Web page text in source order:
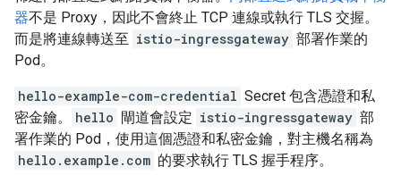
器不是 Proxy，因此不會終止 TCP 連線或執行 TLS 交握。
而是將連線轉送至 istio-ingressgateway 部署作業的
Pod。
hello-example-com-credential Secret 包含憑證和私
密金鑰。
hello 閘道會設定 istio-ingressgateway 部
署作業的 Pod，使用這個憑證和私密金鑰，對主機名稱為
hello.example.com 的要求執行 TLS 握手程序。